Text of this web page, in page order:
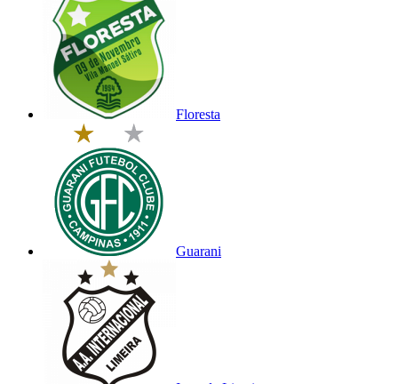
Floresta
Guarani